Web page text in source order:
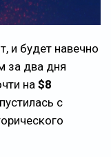
и будет навечно
за два дня
на $8
с